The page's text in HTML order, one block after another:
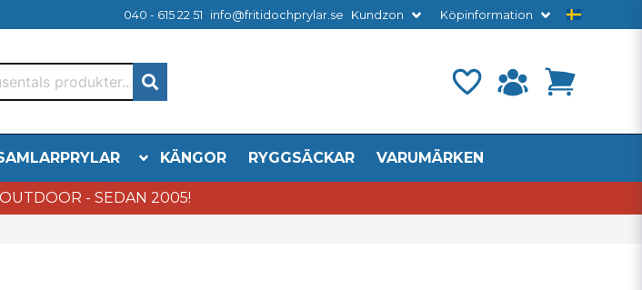
040 - 615 22 51 info@fritidochprylar.se Kundzon Köpinformation
KÄNGOR RYGGSÄCKAR VARUMÄRKEN
OUTDOOR - SEDAN 2005!